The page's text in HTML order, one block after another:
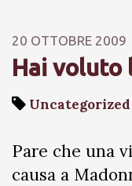
20 OTTOBRE 2009
Hai voluto
Uncategorized
Pare che una
causa a